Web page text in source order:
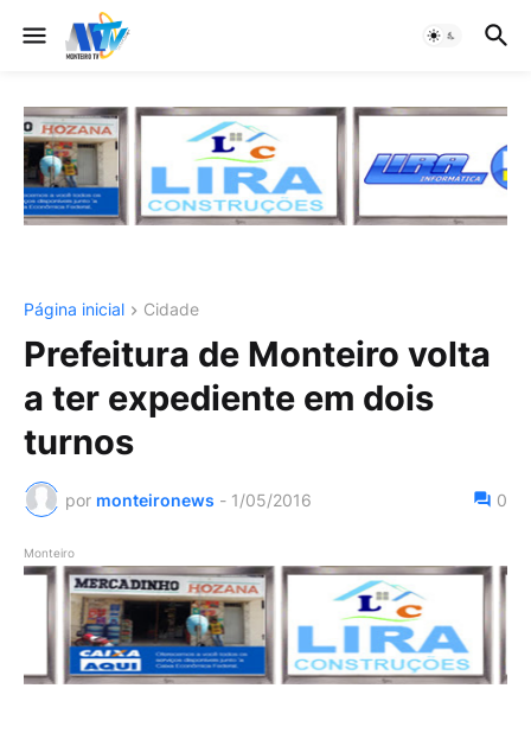
Página inicial Cidade
Prefeitura de Monteiro volta
a ter expediente em dois
turnos
por monteironews - 1/05/2016 0
Monteiro